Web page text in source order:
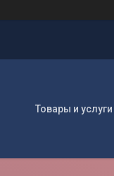
Товары и услуги